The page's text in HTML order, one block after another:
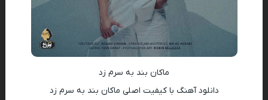
ماکان بند به سرم زد
دانلود آهنگ با کیفیت اصلی ماکان بند به سرم زد